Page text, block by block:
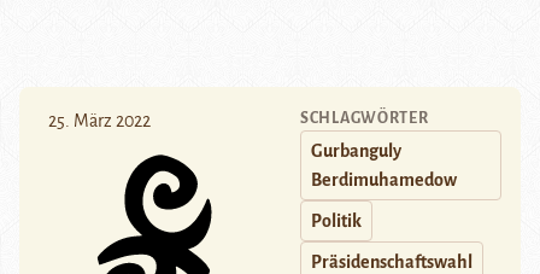
25. März 2022 SCHLAGWÖRTER
Gurbanguly
Berdimuhamedow
Politik
Präsidenschaftswahl